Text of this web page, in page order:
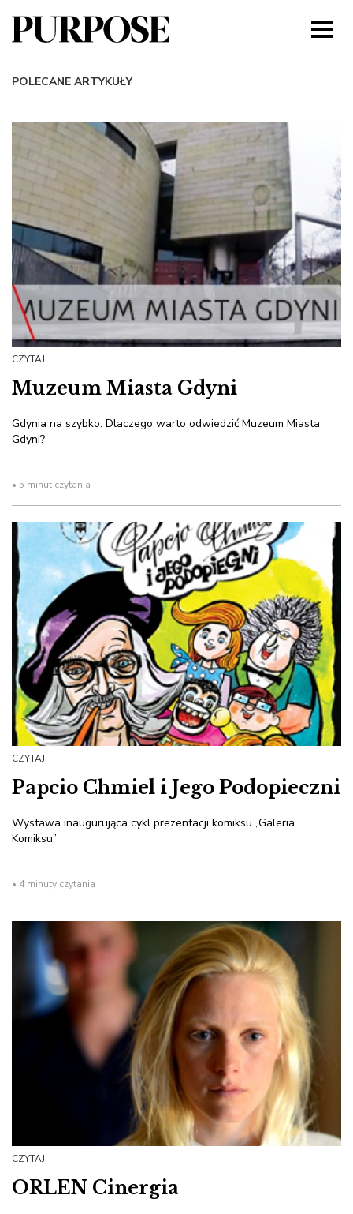
POLECANE ARTYKUŁY
CZYTAJ
Muzeum Miasta Gdyni
Gdynia na szybko. Dlaczego warto odwiedzić Muzeum Miasta
Gdyni?
• 5 minut czytania
CZYTAJ
Papcio Chmiel i Jego Podopieczni
Wystawa inaugurująca cykl prezentacji komiksu „Galeria
Komiksu”
• 4 minuty czytania
CZYTAJ
ORLEN Cinergia